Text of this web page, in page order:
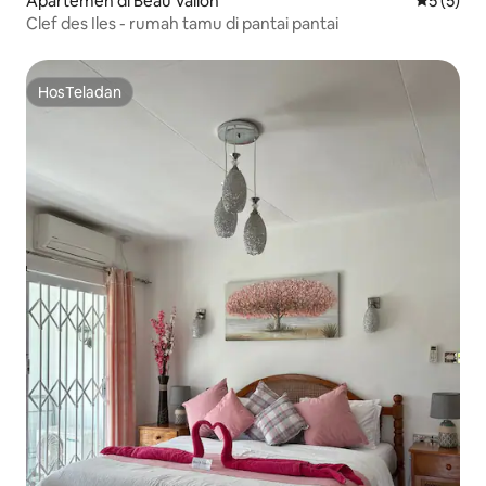
Clef des Iles - rumah tamu di pantai pantai
HosTeladan
HosTeladan